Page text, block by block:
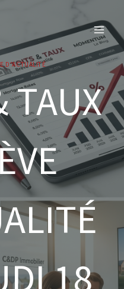
D’ACTUALITÉ
TAUX